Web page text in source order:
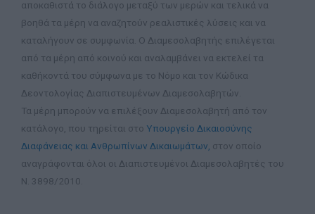
αποκαθιστά το διάλογο μεταξύ των μερών και τελικά να
βοηθά τα μέρη να αναζητούν ρεαλιστικές λύσεις και να
καταλήγουν σε συμφωνία. Ο Διαμεσολαβητής επιλέγεται
από τα μέρη από κοινού και αναλαμβάνει να εκτελεί τα
καθήκοντά του σύμφωνα με το Νόμο και τον Κώδικα
Δεοντολογίας Διαπιστευμένων Διαμεσολαβητών.
Τα μέρη μπορούν να επιλέξουν Διαμεσολαβητή από τον
κατάλογο, που τηρείται στο Υπουργείο Δικαιοσύνης
Διαφάνειας και Ανθρωπίνων Δικαιωμάτων, στον οποίο
αναγράφονται όλοι οι Διαπιστευμένοι Διαμεσολαβητές του
Ν. 3898/2010.